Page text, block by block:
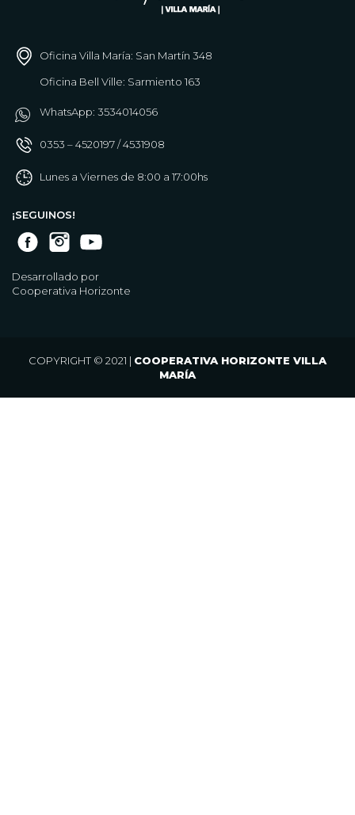
Oficina Villa María: San Martín 348
Oficina Bell Ville: Sarmiento 163
WhatsApp: 3534014056
0353 – 4520197 / 4531908
Lunes a Viernes de 8:00 a 17:00hs
¡SEGUINOS!
Desarrollado por
Cooperativa Horizonte
COPYRIGHT © 2021 | COOPERATIVA HORIZONTE VILLA
MARÍA